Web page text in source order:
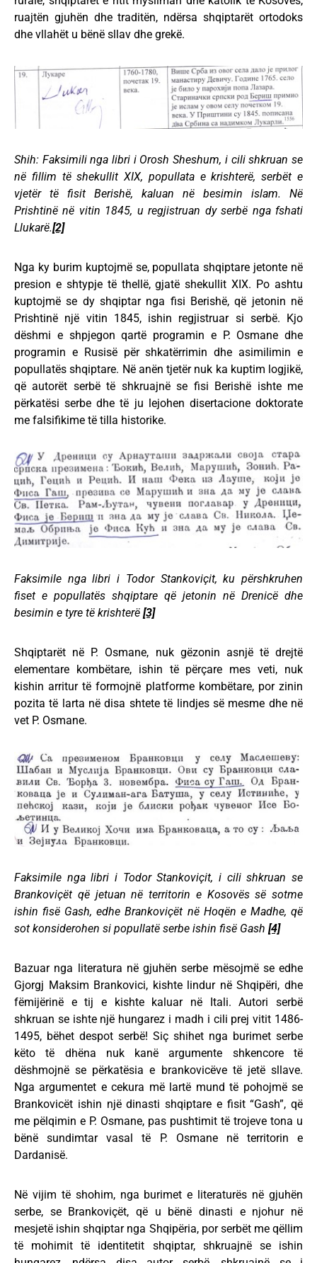
ruajtën gjuhën dhe traditën, ndërsa shqiptarët ortodoks
dhe vllahët u bënë sllav dhe grekë.
Shih: Faksimili nga libri i Orosh Sheshum, i cili shkruan se
në fillim të shekullit XIX, popullata e krishterë, serbët e
vjetër të fisit Berishë, kaluan në besimin islam. Në
Prishtinë në vitin 1845, u regjistruan dy serbë nga fshati
Llukarë.[2]
Nga ky burim kuptojmë se, popullata shqiptare jetonte në
presion e shtypje të thellë, gjatë shekullit XIX. Po ashtu
kuptojmë se dy shqiptar nga fisi Berishë, që jetonin në
Prishtinë një vitin 1845, ishin regjistruar si serbë. Kjo
dëshmi e shpjegon qartë programin e P. Osmane dhe
programin e Rusisë për shkatërrimin dhe asimilimin e
popullatës shqiptare. Në anën tjetër nuk ka kuptim logjikë,
që autorët serbë të shkruajnë se fisi Berishë ishte me
përkatësi serbe dhe të ju lejohen disertacione doktorate
me falsifikime të tilla historike.
Faksimile nga libri i Todor Stankoviçit, ku përshkruhen
fiset e popullatës shqiptare që jetonin në Drenicë dhe
besimin e tyre të krishterë [3]
Shqiptarët në P. Osmane, nuk gëzonin asnjë të drejtë
elementare kombëtare, ishin të përçare mes veti, nuk
kishin arritur të formojnë platforme kombëtare, por zinin
pozita të larta në disa shtete të lindjes së mesme dhe në
vet P. Osmane.
Faksimile nga libri i Todor Stankoviçit, i cili shkruan se
Brankoviçët që jetuan në territorin e Kosovës së sotme
ishin fisë Gash, edhe Brankoviçët në Hoqën e Madhe, që
sot konsiderohen si popullatë serbe ishin fisë Gash [4]
Bazuar nga literatura në gjuhën serbe mësojmë se edhe
Gjorgj Maksim Brankovici, kishte lindur në Shqipëri, dhe
fëmijërinë e tij e kishte kaluar në Itali. Autori serbë
shkruan se ishte një hungarez i madh i cili prej vitit 1486-
1495, bëhet despot serbë! Siç shihet nga burimet serbe
këto të dhëna nuk kanë argumente shkencore të
dëshmojnë se përkatësia e brankovicëve të jetë sllave.
Nga argumentet e cekura më lartë mund të pohojmë se
Brankovicët ishin një dinasti shqiptare e fisit “Gash”, që
me pëlqimin e P. Osmane, pas pushtimit të trojeve tona u
bënë sundimtar vasal të P. Osmane në territorin e
Dardanisë.
Në vijim të shohim, nga burimet e literaturës në gjuhën
serbe, se Brankoviçët, që u bënë dinasti e njohur në
mesjetë ishin shqiptar nga Shqipëria, por serbët me qëllim
të mohimit të identitetit shqiptar, shkruajnë se ishin